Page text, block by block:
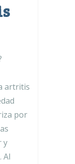
artritis
por
y
Al